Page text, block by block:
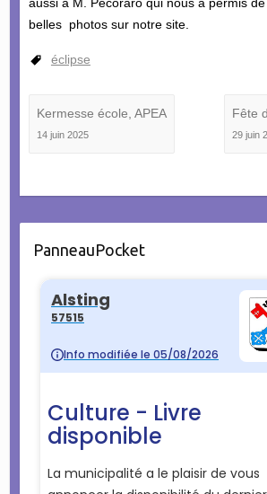
belles photos sur notre site.
éclipse
Kermesse école, APEA
14 juin 2025
Fête
29 juin
PanneauPocket